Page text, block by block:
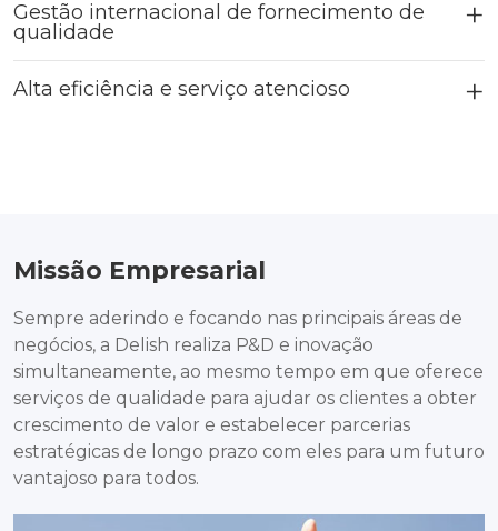
Gestão internacional de fornecimento de
qualidade
Alta eficiência e serviço atencioso
Missão Empresarial
Sempre aderindo e focando nas principais áreas de
negócios, a Delish realiza P&D e inovação
simultaneamente, ao mesmo tempo em que oferece
serviços de qualidade para ajudar os clientes a obter
crescimento de valor e estabelecer parcerias
estratégicas de longo prazo com eles para um futuro
vantajoso para todos.